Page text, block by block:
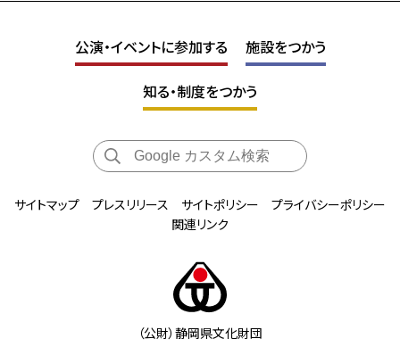
公演・イベントに参加する 施設をつかう
知る・制度をつかう
サイトマップ プレスリリース サイトポリシー
プライバシーポリシー
関連リンク
（公財）静岡県文化財団